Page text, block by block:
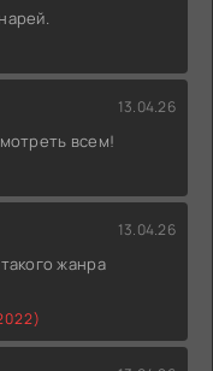
13.04.26
всем!
13.04.26
жанра